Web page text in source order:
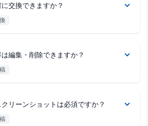
交換できますか？
編集・削除できますか？
リーンショットは必須ですか？